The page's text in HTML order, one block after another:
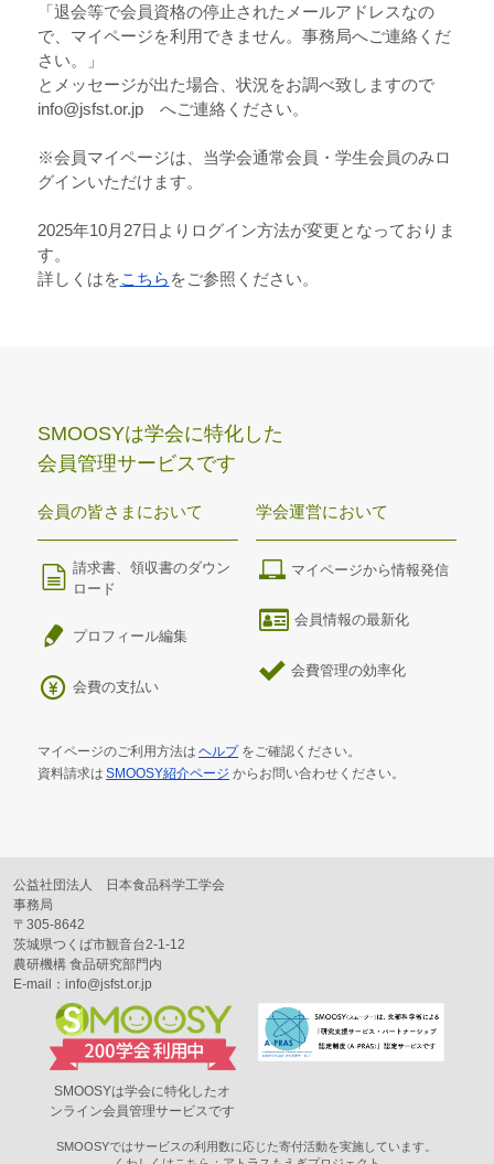
「退会等で会員資格の停止されたメールアドレスなの
で、マイページを利用できません。事務局へご連絡くだ
さい。」
とメッセージが出た場合、状況をお調べ致しますので
info@jsfst.or.jp へご連絡ください。
※会員マイページは、当学会通常会員・学生会員のみロ
グインいただけます。
2025年10月27日よりログイン方法が変更となっておりま
す。
詳しくはをこちら をご参照ください。
SMOOSYは学会に特化した
会員管理サービスです
会員の皆さまにおいて
請求書、領収書のダウン
ロード
プロフィール編集
会費の支払い
学会運営において
マイページから情報発信
会員情報の最新化
会費管理の効率化
マイページのご利用方法は ヘルプ をご確認ください。
資料請求は SMOOSY紹介ページ からお問い合わせください。
公益社団法人 日本食品科学工学会
事務局
〒305-8642
茨城県つくば市観音台2-1-12
農研機構 食品研究部門内
E-mail：info@jsfst.or.jp
SMOOSYは学会に特化したオ
ンライン会員管理サービスです
SMOOSYではサービスの利用数に応じた寄付活動を実施しています。